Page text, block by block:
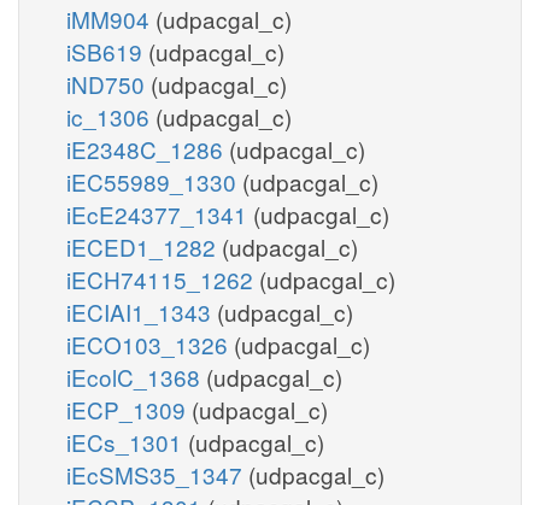
iMM904 (udpacgal_c)
iSB619 (udpacgal_c)
iND750 (udpacgal_c)
ic_1306 (udpacgal_c)
iE2348C_1286 (udpacgal_c)
iEC55989_1330 (udpacgal_c)
iEcE24377_1341 (udpacgal_c)
iECED1_1282 (udpacgal_c)
iECH74115_1262 (udpacgal_c)
iECIAI1_1343 (udpacgal_c)
iECO103_1326 (udpacgal_c)
iEcolC_1368 (udpacgal_c)
iECP_1309 (udpacgal_c)
iECs_1301 (udpacgal_c)
iEcSMS35_1347 (udpacgal_c)